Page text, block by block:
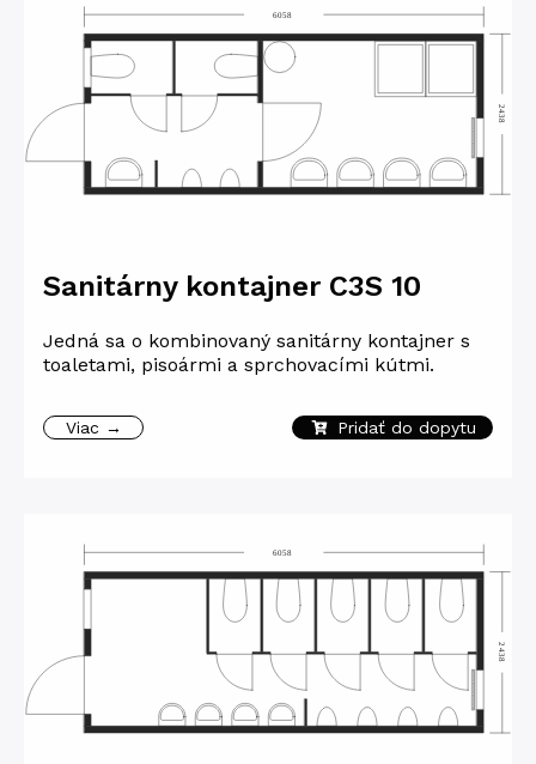
Sanitárny kontajner C3S 10
Jedná sa o kombinovaný sanitárny kontajner s
toaletami, pisoármi a sprchovacími kútmi.
Viac → Pridať do dopytu